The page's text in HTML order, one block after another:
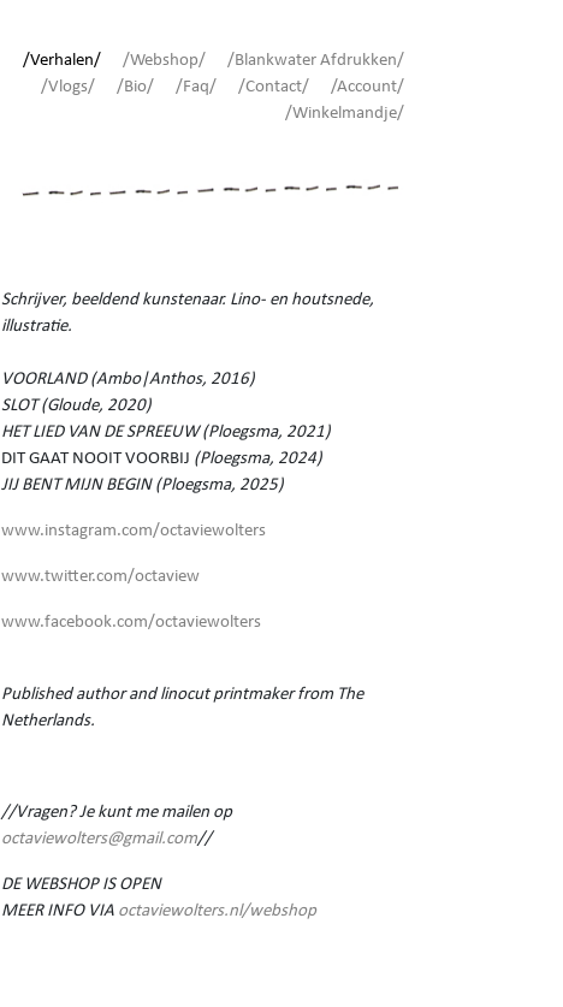
/Verhalen/ /Webshop/
/Blankwater Afdrukken/
/Vlogs/
/Bio/ /Faq/ /Contact/
/Account/
/Winkelmandje/
Schrijver, beeldend kunstenaar. Lino- en houtsnede,
illustratie.
VOORLAND (Ambo|Anthos, 2016)
SLOT (Gloude, 2020)
HET LIED VAN DE SPREEUW (Ploegsma, 2021)
DIT GAAT NOOIT VOORBIJ (Ploegsma, 2024)
JIJ BENT MIJN BEGIN (Ploegsma, 2025)
www.instagram.com/octaviewolters
www.twitter.com/octaview
www.facebook.com/octaviewolters
Published author and linocut printmaker from The
Netherlands.
//Vragen? Je kunt me mailen op
octaviewolters@gmail.com//
DE WEBSHOP IS OPEN
MEER INFO VIA octaviewolters.nl/webshop